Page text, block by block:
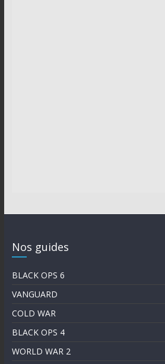
Nos guides
BLACK OPS 6
VANGUARD
COLD WAR
BLACK OPS 4
WORLD WAR 2